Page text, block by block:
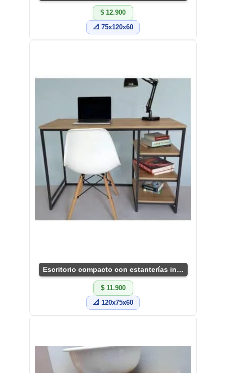
$ 12.900
📐 75x120x60
Escritorio compacto con estanterías integradas
$ 11.900
📐 120x75x60